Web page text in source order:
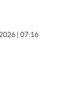
| 07:16